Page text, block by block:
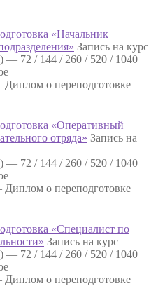
«Начальник
Запись на курс
— 72 / 144 / 260 / 520 / 1040
Диплом о переподготовке
«Оперативный
отряда» Запись на
— 72 / 144 / 260 / 520 / 1040
Диплом о переподготовке
«Специалист по
Запись на курс
— 72 / 144 / 260 / 520 / 1040
Диплом о переподготовке